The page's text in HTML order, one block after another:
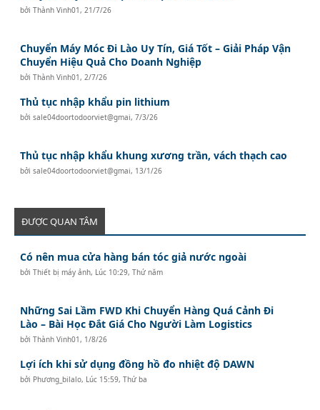
bởiThành Vinh01,21/7/26
Chuyển Máy Móc Đi Lào Uy Tín, Giá Tốt – Giải Pháp Vận
Chuyển Hiệu Quả Cho Doanh Nghiệp
bởiThành Vinh01,2/7/26
Thủ tục nhập khẩu pin lithium
bởisale04doortodoorviet@gmai,7/3/26
Thủ tục nhập khẩu khung xương trần, vách thạch cao
bởisale04doortodoorviet@gmai, 13/1/26
ĐƯỢC QUAN TÂM
Có nên mua cửa hàng bán tóc giả nước ngoài
bởiThiết bị máy ảnh, Lúc 10:29, Thứ năm
Những Sai Lầm FWD Khi Chuyển Hàng Quá Cảnh Đi
Lào – Bài Học Đắt Giá Cho Người Làm Logistics
bởiThành Vinh01, 1/8/26
Lợi ích khi sử dụng đồng hồ đo nhiệt độ DAWN
bởi Phương_bilalo, Lúc 15:59, Thứ ba